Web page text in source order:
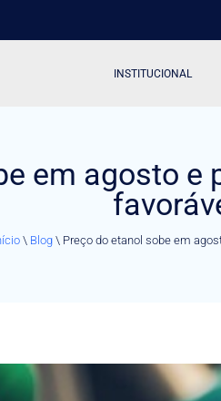
INSTITUCIONAL
em agosto e
\ Blog\ Preço do etanol sobe em